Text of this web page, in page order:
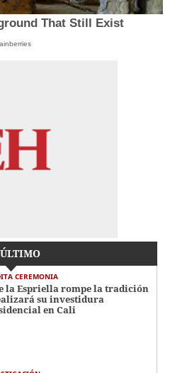
That Still Exist
CEREMONIA
la Espriella rompe la tradición
su investidura
en Cali